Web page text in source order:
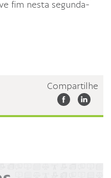
fim nesta segunda-
Compartilhe